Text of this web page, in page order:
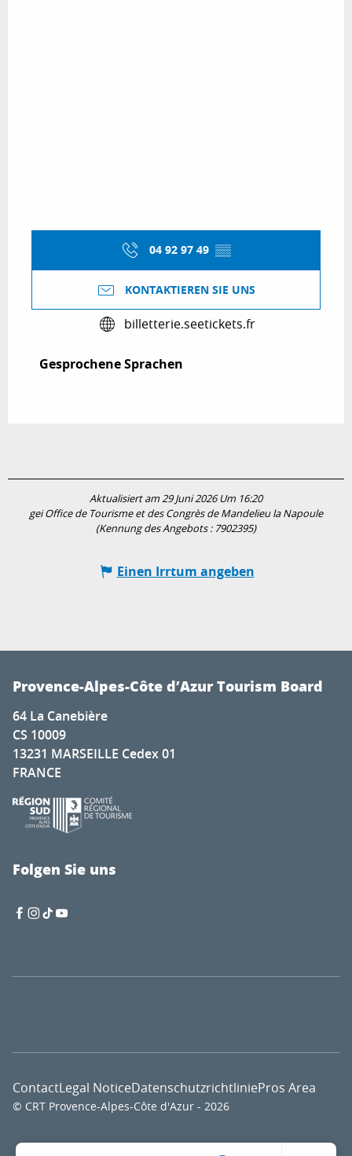
04 92 97 49 ▒▒
KONTAKTIEREN SIE UNS
billetterie.seetickets.fr
Gesprochene Sprachen
Gesprochene Sprachen
Aktualisiert am 29 Juni 2026 Um 16:20
gei Office de Tourisme et des Congrès de Mandelieu la Napoule
(Kennung des Angebots : 7902395)
Einen Irrtum angeben
Provence-Alpes-Côte d’Azur Tourism Board
64 La Canebière
CS 10009
13231 MARSEILLE Cedex 01
FRANCE
Folgen Sie uns
© CRT Provence-Alpes-Côte d'Azur - 2026
ContactLegal NoticeDatenschutzrichtliniePros Area